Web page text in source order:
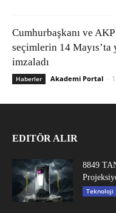
Cumhurbaşkanı ve
seçimlerin 14 Mayıs’ta
imzaladı
Haberler Akademi Portal -
EDITÖR ALIR
8849
Teknoloji